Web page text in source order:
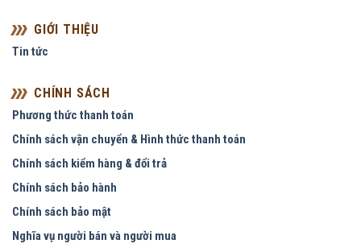
GIỚI THIỆU
Tin tức
CHÍNH SÁCH
Phương thức thanh toán
Chính sách vận chuyển & Hình thức thanh toán
Chính sách kiểm hàng & đổi trả
Chính sách bảo hành
Chính sách bảo mật
Nghĩa vụ người bán và người mua